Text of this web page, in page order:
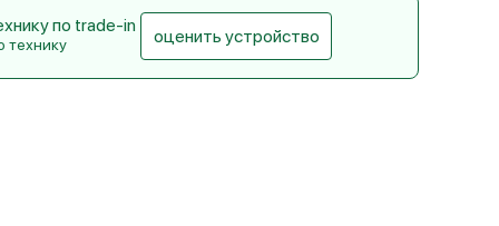
по trade-in
технику оценить устройство